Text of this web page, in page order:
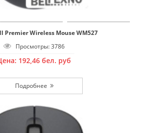
Wireless Mouse WM527
Просмотры: 3786
192,46 бел. руб